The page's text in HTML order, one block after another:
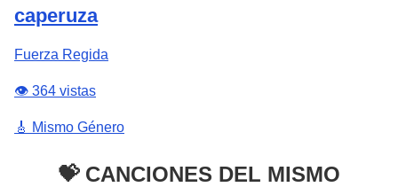
caperuza
Fuerza Regida
👁️ 364 vistas
🎸 Mismo Género
💝 CANCIONES DEL MISMO